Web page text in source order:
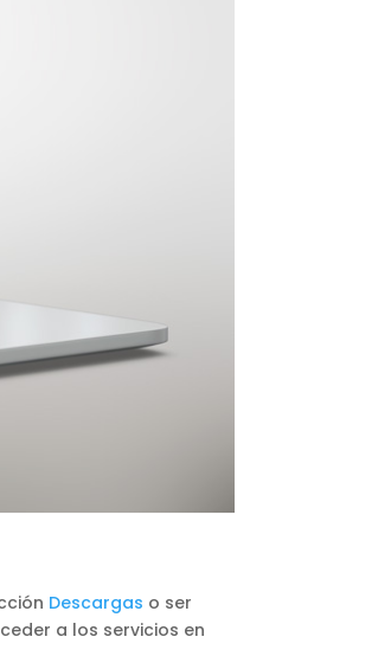
Descargas o ser
a los servicios en